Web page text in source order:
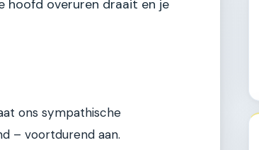
hoofd overuren draait en je
ons sympathische
– voortdurend aan.